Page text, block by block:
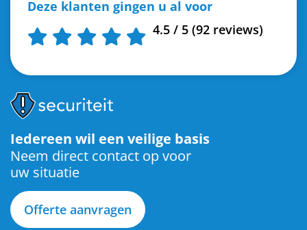
Deze klanten gingen u al voor
4.5 / 5 (92 reviews)
Iedereen wil een veilige basis
Neem direct contact op voor
uw situatie
Offerte aanvragen